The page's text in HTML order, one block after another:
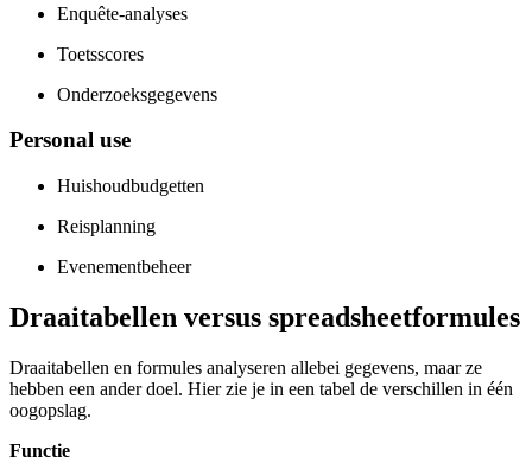
Enquête-analyses
Toetsscores
Onderzoeksgegevens
Personal use
Huishoudbudgetten
Reisplanning
Evenementbeheer
Draaitabellen versus spreadsheetformules
Draaitabellen en formules analyseren allebei gegevens, maar ze
hebben een ander doel. Hier zie je in een tabel de verschillen in één
oogopslag.
Functie